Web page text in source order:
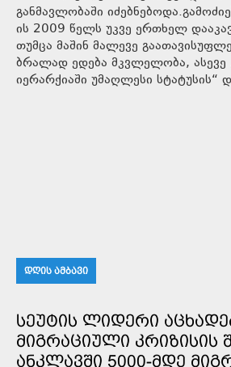
განმავლობაში
ის 2009 წელს უკვე ერთხელ
თუმცა მაშინ მალევე
ბრალად ედება მკვლელობა, ასევე
იერარქიაში უმაღლესი სტატუსის“
ᲓᲦᲘᲡ ᲐᲛᲑᲐᲕᲘ
ᲡᲔᲣᲢᲘᲡ ᲚᲘᲓᲔᲠᲘ
ᲛᲘᲒᲠᲐᲪᲘᲣᲚᲘ ᲙᲠᲘᲖᲘᲡᲘᲡ
ᲐᲜᲙᲚᲐᲕᲨᲘ 5000-ᲛᲓᲔ